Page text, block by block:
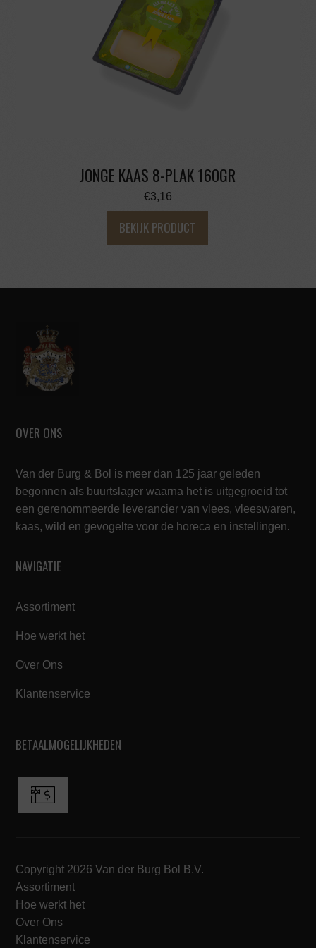
JONGE KAAS 8-PLAK 160GR
€3,16
BEKIJK PRODUCT
OVER ONS
Van der Burg & Bol is meer dan 125 jaar geleden
begonnen als buurtslager waarna het is uitgegroeid tot
een gerenommeerde leverancier van vlees, vleeswaren,
kaas, wild en gevogelte voor de horeca en instellingen.
NAVIGATIE
Assortiment
Hoe werkt het
Over Ons
Klantenservice
BETAALMOGELIJKHEDEN
Copyright 2026 Van der Burg Bol B.V.
Assortiment
Hoe werkt het
Over Ons
Klantenservice